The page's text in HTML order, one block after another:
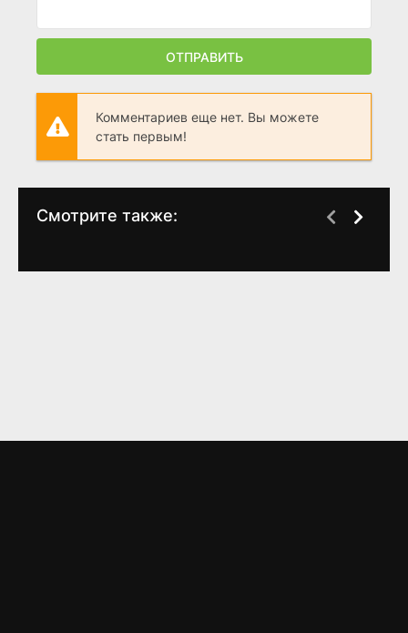
ОТПРАВИТЬ
Комментариев еще нет. Вы можете
стать первым!
Смотрите также: